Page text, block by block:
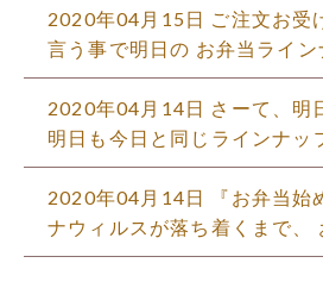
2020年04月15日 ご注文お受
言う事で明日の お弁当ライ
2020年04月14日 さーて、明
明日も今日と同じラインナッ
2020年04月14日 『お弁当始
ナウィルスが落ち着くまで、